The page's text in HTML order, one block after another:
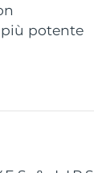
potente